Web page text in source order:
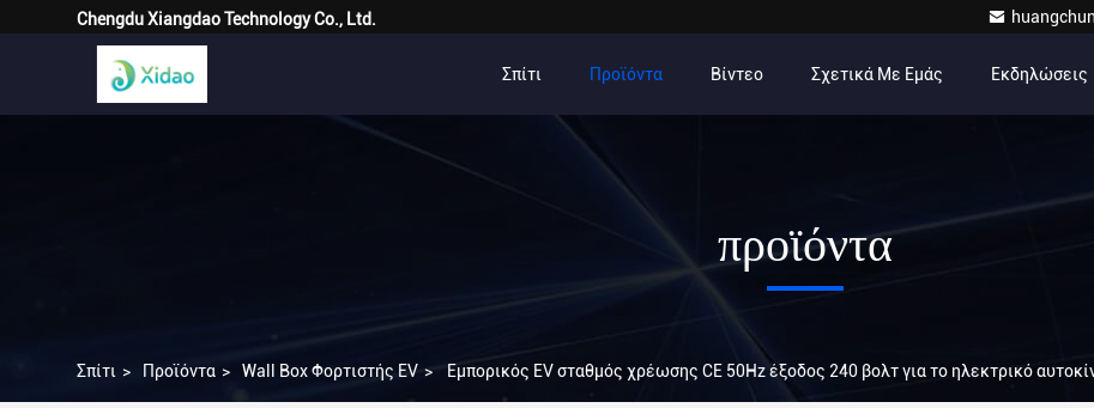
Chengdu Xiangdao Technology Co., Ltd.
Σπίτι Προϊόντα Βίντεο Σχετικά Με Εμάς Εκδηλώσεις
προϊόντα
Σπίτι > Προϊόντα > Wall Box Φορτιστής EV > Εμπορικός EV σταθμός χρέωσης CE 50Hz έξοδος 240 βολτ για το ηλεκτρικό